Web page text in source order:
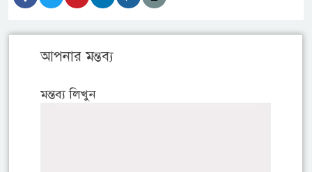
আপনার মন্তব্য
মন্তব্য লিখুন